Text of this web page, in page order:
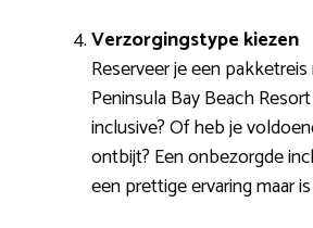
Verzorgingstype kiezen
Reserveer je een
Peninsula Bay Beach
inclusive? Of heb je
ontbijt? Een onbezorgde
een prettige ervaring maar